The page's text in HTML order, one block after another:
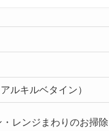
ルキルベタイン）
レンジまわりのお掃